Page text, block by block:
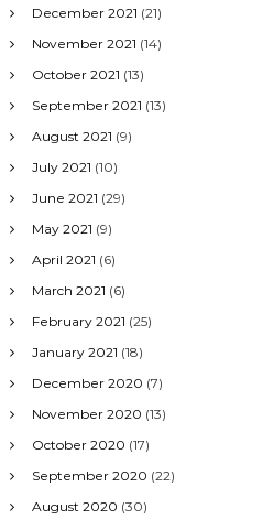
December 2021 (21)
November 2021 (14)
October 2021 (13)
September 2021 (13)
August 2021 (9)
July 2021 (10)
June 2021 (29)
May 2021 (9)
April 2021 (6)
March 2021 (6)
February 2021 (25)
January 2021 (18)
December 2020 (7)
November 2020 (13)
October 2020 (17)
September 2020 (22)
August 2020 (30)